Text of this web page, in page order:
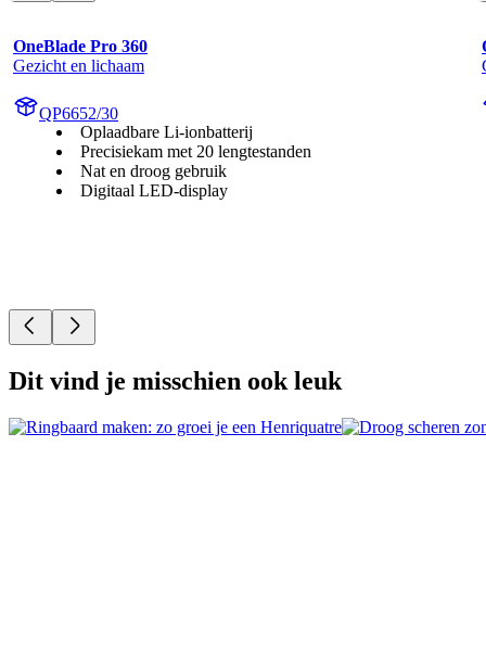
OneBlade Pro 360
Gezicht en lichaam
QP6652/30
Oplaadbare Li-ionbatterij
Precisiekam met 20 lengtestanden
Nat en droog gebruik
Digitaal LED-display
Dit vind je misschien ook leuk